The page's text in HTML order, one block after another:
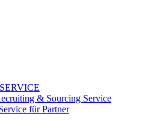
& Sourcing Service
für Partner